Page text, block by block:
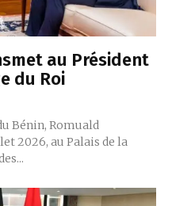
au Président
du Roi
Bénin, Romuald
2026, au Palais de la